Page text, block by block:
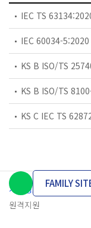
개인정보처리방침
원격지원
FAMILY